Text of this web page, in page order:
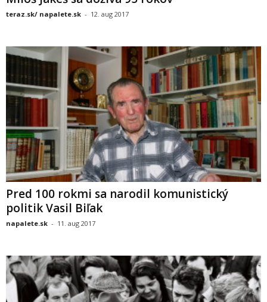
teraz.sk/ napalete.sk - 12. aug 2017
Pred 100 rokmi sa narodil komunistický
politik Vasil Biľak
napalete.sk - 11. aug 2017